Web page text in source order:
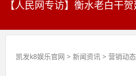
【人民网专访】衡水老白干
凯发k8娱乐官网 >新闻资讯 > 营销动态